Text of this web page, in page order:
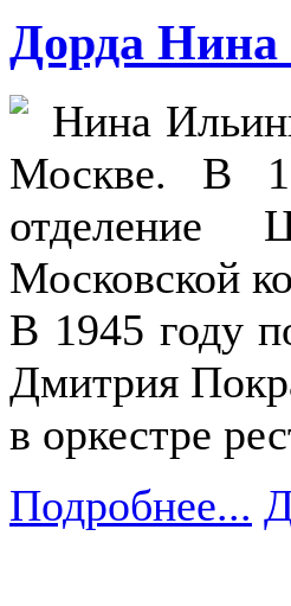
Дорда
Нина
Москве. В
отделение
Московской
В 1945 году
Дмитрия
в оркестре
Подробнее...